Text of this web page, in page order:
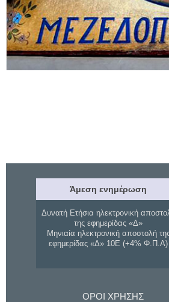
Άμεση ενημέρωση
Δυνατή Ετήσια ηλεκτρονική
της εφημερίδας «Δ»
Μηνιαία ηλεκτρονική αποστολή
εφημερίδας «Δ» 10Ε (+4% Φ.Π.Α)
ΟΡΟΙ ΧΡΗΣΗΣ